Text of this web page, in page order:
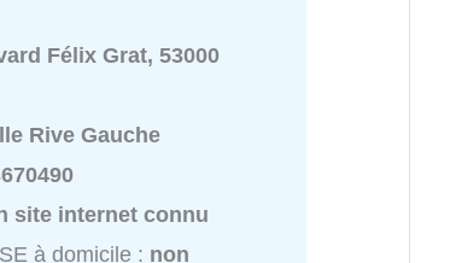
Félix Grat, 53000
Rive Gauche
site internet connu
à domicile : non